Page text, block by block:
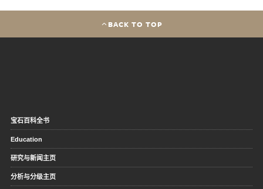
BACK TO TOP
宝石百科全书
Education
研究与新闻主页
分析与分级主页